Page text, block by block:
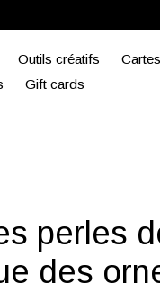
Outils créatifs
Gift cards
perles
des